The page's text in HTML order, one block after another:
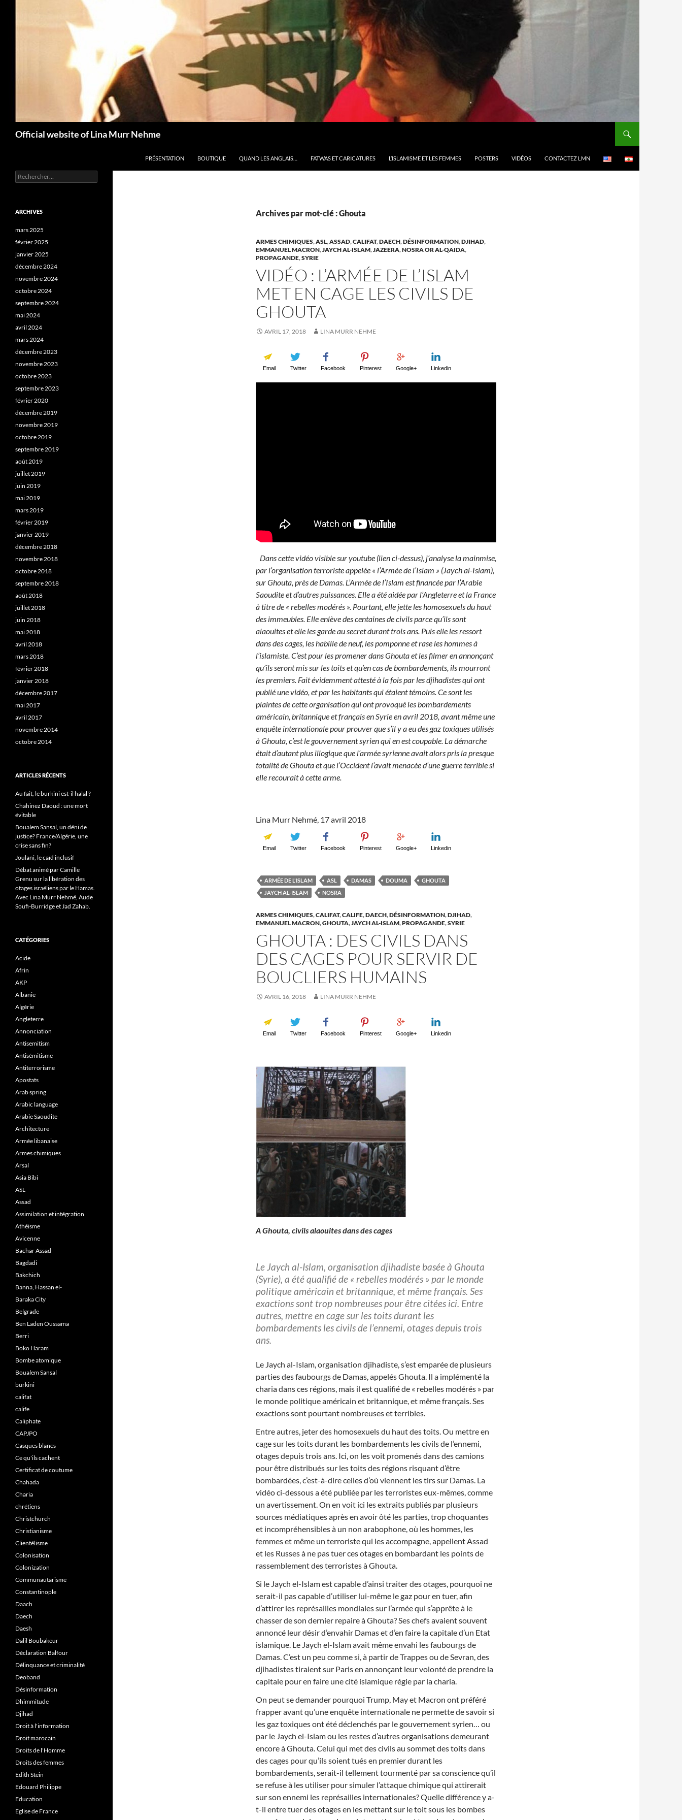
Official website of Lina Murr Nehme
PRÉSENTATION BOUTIQUE QUAND LES ANGLAIS… FATWAS ET CARICATURES L’ISLAMISME ET LES FEMMES POSTERS VIDÉOS CONTACTEZ LMN
Archives par mot-clé : Ghouta
ARMES CHIMIQUES,ASL,ASSAD,CALIFAT,DAECH,DÉSINFORMATION,DJIHAD,
EMMANUEL MACRON,JAYCH AL-ISLAM,JAZEERA,NOSRA OR AL-QAIDA,
PROPAGANDE,SYRIE
VIDÉO : L’ARMÉE DE L’ISLAM
MET EN CAGE LES CIVILS DE
GHOUTA
AVRIL 17, 2018 LINA MURR NEHME
Email Twitter Facebook Pinterest Google+ Linkedin
Dans cette vidéo visible sur youtube (lien ci-dessus), j’analyse la mainmise,
par l’organisation terroriste appelée « l’Armée de l’Islam » (Jaych al-Islam),
sur Ghouta, près de Damas. L’Armée de l’Islam est financée par l’Arabie
Saoudite et d’autres puissances. Elle a été aidée par l’Angleterre et la France
à titre de « rebelles modérés ». Pourtant, elle jette les homosexuels du haut
des immeubles. Elle enlève des centaines de civils parce qu’ils sont
alaouites et elle les gardeau secret durant trois ans. Puis elle les ressort
dans des cages, les habille de neuf, les pomponne et rase les hommes à
l’islamiste. C’est pour les promener dans Ghouta et les filmer en annonçant
qu’ils seront mis sur les toits et qu’en cas de bombardements, ils mourront
les premiers. Fait évidemment attesté à la fois par les djihadistes qui ont
publié une vidéo, et par les habitants qui étaient témoins. Ce sont les
plaintes de cette organisation qui ont provoqué les bombardements
américain, britannique et français en Syrie en avril 2018, avant même une
enquête internationale pour prouver que s’il y a eu des gaz toxiques utilisés
à Ghouta, c’est le gouvernement syrien qui en est coupable. La démarche
était d’autant plus illogique que l’armée syrienne avait alors pris la presque
totalité de Ghouta et que l’Occident l’avait menacée d’une guerre terrible si
elle recourait à cette arme.
Lina Murr Nehmé, 17 avril 2018
Email Twitter Facebook Pinterest Google+ Linkedin
ARMÉE DE L'ISLAM ASL DAMAS DOUMA
GHOUTA
JAYCH AL-ISLAM
NOSRA
ARMES CHIMIQUES,CALIFAT,CALIFE,DAECH,DÉSINFORMATION,DJIHAD,
EMMANUEL MACRON,GHOUTA,JAYCH AL-ISLAM,PROPAGANDE,SYRIE
GHOUTA : DES CIVILS DANS
DES CAGES POUR SERVIR DE
BOUCLIERS HUMAINS
AVRIL 16, 2018 LINA MURR NEHME
Email Twitter Facebook Pinterest Google+ Linkedin
A Ghouta, civils alaouites dans des cages
Le Jaych al-Islam, organisation djihadiste basée à Ghouta
(Syrie), a été qualifié de « rebelles modérés » par le monde
politique américain et britannique, et même français. Ses
exactions sont trop nombreuses pour être citées ici. Entre
autres, mettre en cage sur les toits durant les
bombardements les civils de l’ennemi, otages depuis trois
ans.
Le Jaych al-Islam, organisation djihadiste, s’est emparée de plusieurs
parties des faubourgs de Damas, appelés Ghouta. Il a implémenté la
charia dans ces régions, mais il est qualifié de « rebelles modérés » par
le monde politique américain et britannique, et même français. Ses
exactions sont pourtant nombreuses et terribles.
Entre autres, jeter des homosexuels du haut des toits. Ou mettre en
cage sur les toits durant les bombardements les civils de l’ennemi,
otages depuis trois ans. Ici, on les voit promenés dans des camions
pour être distribués sur les toits des régions risquant d’être
bombardées, c’est-à-dire celles d’où viennent les tirs sur Damas. La
vidéo ci-dessous a été publiée par les terroristes eux-mêmes, comme
un avertissement. On en voit ici les extraits publiés par plusieurs
sources médiatiques après en avoir ôté les parties, trop choquantes
et incompréhensibles à un non arabophone, où les hommes, les
femmes et même un terroriste qui les accompagne, appellent Assad
et les Russes à ne pas tuer ces otages en bombardant les points de
rassemblement des terroristes à Ghouta.
Si le Jaych el-Islam est capable d’ainsi traiter des otages, pourquoi ne
serait-il pas capable d’utiliser lui-même le gaz pour en tuer, afin
d’attirer les représailles mondiales sur l’armée qui s’apprête à le
chasser de son dernier repaire à Ghouta? Ses chefs avaient souvent
annoncé leur désir d’envahir Damas et d’en faire la capitale d’un Etat
islamique. Le Jaych el-Islam avait même envahi les faubourgs de
Damas. C’est un peu comme si, à partir de Trappes ou de Sevran, des
djihadistes tiraient sur Paris en annonçant leur volonté de prendre la
capitale pour en faire une cité islamique régie par la charia.
On peut se demander pourquoi Trump, May et Macron ont préféré
frapper avant qu’une enquête internationale ne permette de savoir si
les gaz toxiques ont été déclenchés par le gouvernement syrien… ou
par le Jaych el-Islam ou les restes d’autres organisations demeurant
encore à Ghouta. Celui qui met des civils au sommet des toits dans
des cages pour qu’ils soient tués en premier durant les
bombardements, serait-il tellement tourmenté par sa conscience qu’il
se refuse à les utiliser pour simuler l’attaque chimique qui attirerait
sur son ennemi les représailles internationales? Quelle différence y a-
t-il entre tuer des otages en les mettant sur le toit sous les bombes
Rechercher :
ARCHIVES
mars 2025
février 2025
janvier 2025
décembre 2024
novembre 2024
octobre 2024
septembre 2024
mai 2024
avril 2024
mars 2024
décembre 2023
novembre 2023
octobre 2023
septembre 2023
février 2020
décembre 2019
novembre 2019
octobre 2019
septembre 2019
août 2019
juillet 2019
juin 2019
mai 2019
mars 2019
février 2019
janvier 2019
décembre 2018
novembre 2018
octobre 2018
septembre 2018
août 2018
juillet 2018
juin 2018
mai 2018
avril 2018
mars 2018
février 2018
janvier 2018
décembre 2017
mai 2017
avril 2017
novembre 2014
octobre 2014
ARTICLES RÉCENTS
Au fait, le burkini est-il halal ?
Chahinez Daoud : une mort
évitable
Boualem Sansal, un déni de
justice? France/Algérie, une
crise sans fin?
Joulani, le caïd inclusif
Débat animé par Camille
Grenu sur la libération des
otages israéliens par le Hamas.
Avec Lina Murr Nehmé, Aude
Soufi-Burridge et Jad Zahab.
CATÉGORIES
Acide
Afrin
AKP
Albanie
Algérie
Angleterre
Annonciation
Antisemitism
Antisémitisme
Antiterrorisme
Apostats
Arab spring
Arabic language
Arabie Saoudite
Architecture
Armée libanaise
Armes chimiques
Arsal
Asia Bibi
ASL
Assad
Assimilation et intégration
Athéisme
Avicenne
Bachar Assad
Bagdadi
Bakchich
Banna, Hassan el-
Baraka City
Belgrade
Ben Laden Oussama
Berri
Boko Haram
Bombe atomique
Boualem Sansal
burkini
califat
calife
Caliphate
CAPJPO
Casques blancs
Ce qu'ils cachent
Certificat de coutume
Chahada
Charia
chrétiens
Christchurch
Christianisme
Clientélisme
Colonisation
Colonization
Communautarisme
Constantinople
Daach
Daech
Daesh
Dalil Boubakeur
Déclaration Balfour
Délinquance et criminalité
Deoband
Désinformation
Dhimmitude
Djihad
Droit à l'information
Droit marocain
Droits de l'Homme
Droits des femmes
Edith Stein
Edouard Philippe
Education
Eglise de France